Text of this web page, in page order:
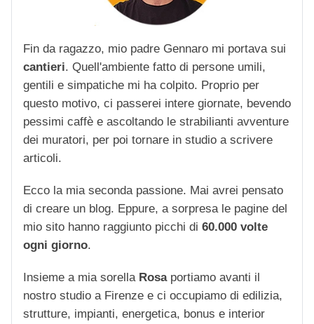
Fin da ragazzo, mio padre Gennaro mi portava sui
cantieri. Quell'ambiente fatto di persone umili,
gentili e simpatiche mi ha colpito. Proprio per
questo motivo, ci passerei intere giornate, bevendo
pessimi caffè e ascoltando le strabilianti avventure
dei muratori, per poi tornare in studio a scrivere
articoli.
Ecco la mia seconda passione. Mai avrei pensato
di creare un blog. Eppure, a sorpresa le pagine del
mio sito hanno raggiunto picchi di 60.000 volte
ogni giorno.
Insieme a mia sorella Rosaportiamo avanti il
nostro studio a Firenze e ci occupiamo di edilizia,
strutture, impianti, energetica, bonus e interior